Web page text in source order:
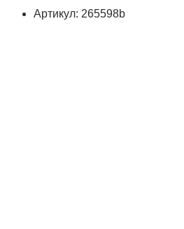
Артикул: 265598b